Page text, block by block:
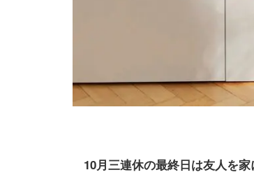
10月三連休の最終日は友人を